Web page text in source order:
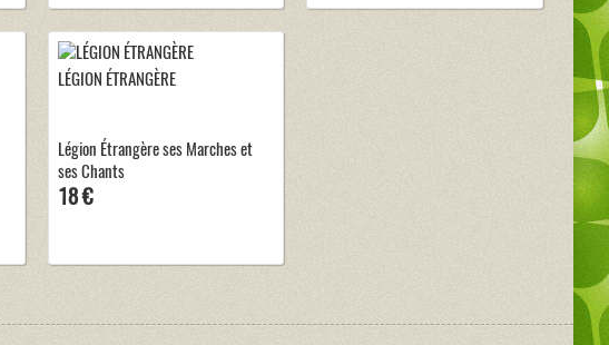
LÉGION ÉTRANGÈRE
Légion Étrangère ses Marches et
ses Chants
18 €